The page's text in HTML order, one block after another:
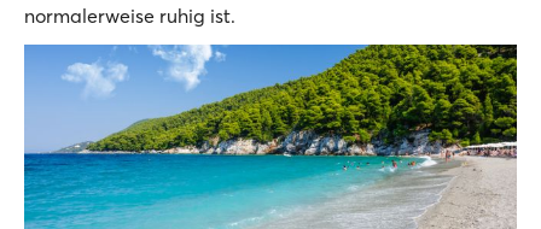
normalerweise ruhig ist.